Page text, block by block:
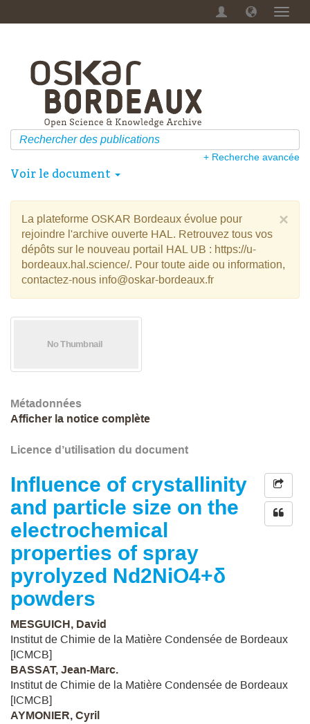
Menu
+ Recherche avancée
Voir le document
×
La plateforme OSKAR Bordeaux évolue pour
rejoindre l'archive ouverte HAL. Retrouvez tous vos
dépôts sur le nouveau portail HAL UB : https://u-
bordeaux.hal.science/. Pour toute aide ou information,
contactez-nous info@oskar-bordeaux.fr
Métadonnées
Afficher la notice complète
Licence d’utilisation du document
Influence of crystallinity
and particle size on the
electrochemical
properties of spray
pyrolyzed Nd2NiO4+δ
powders
MESGUICH, David
Institut de Chimie de la Matière Condensée de Bordeaux
[ICMCB]
BASSAT, Jean-Marc.
Institut de Chimie de la Matière Condensée de Bordeaux
[ICMCB]
AYMONIER, Cyril